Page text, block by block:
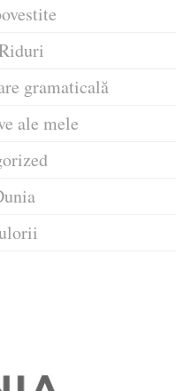
gramaticală
ale mele